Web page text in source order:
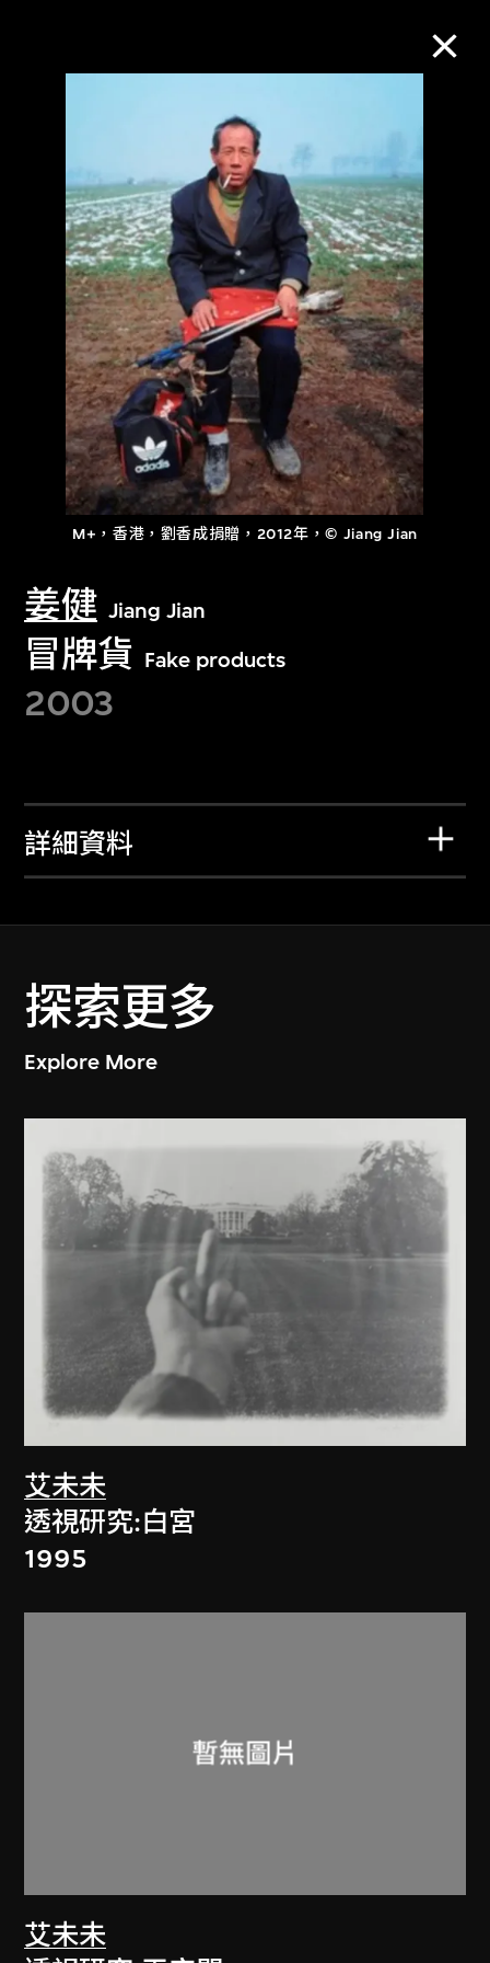
M+，香港，劉香成捐贈，2012年，© Jiang Jian
姜健 Jiang Jian
冒牌貨 Fake products
2003
詳細資料
探索更多
Explore More
艾未未
透視研究:白宮
1995
艾未未
M+藏品
進一步篩選 搜索
關於M+藏品
探索世界頂級的二十及二十一世紀視覺
文化藏品。